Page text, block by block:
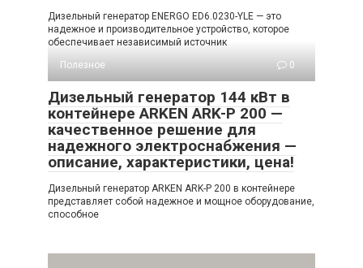
Дизельный генератор ENERGO ED6.0230-YLE — это
надежное и производительное устройство, которое
обеспечивает независимый источник
Полезное
0
Дизельный генератор 144 кВт в
контейнере ARKEN ARK-P 200 —
качественное решение для
надежного электроснабжения —
описание, характеристики, цена!
Дизельный генератор ARKEN ARK-P 200 в контейнере
представляет собой надежное и мощное оборудование,
способное